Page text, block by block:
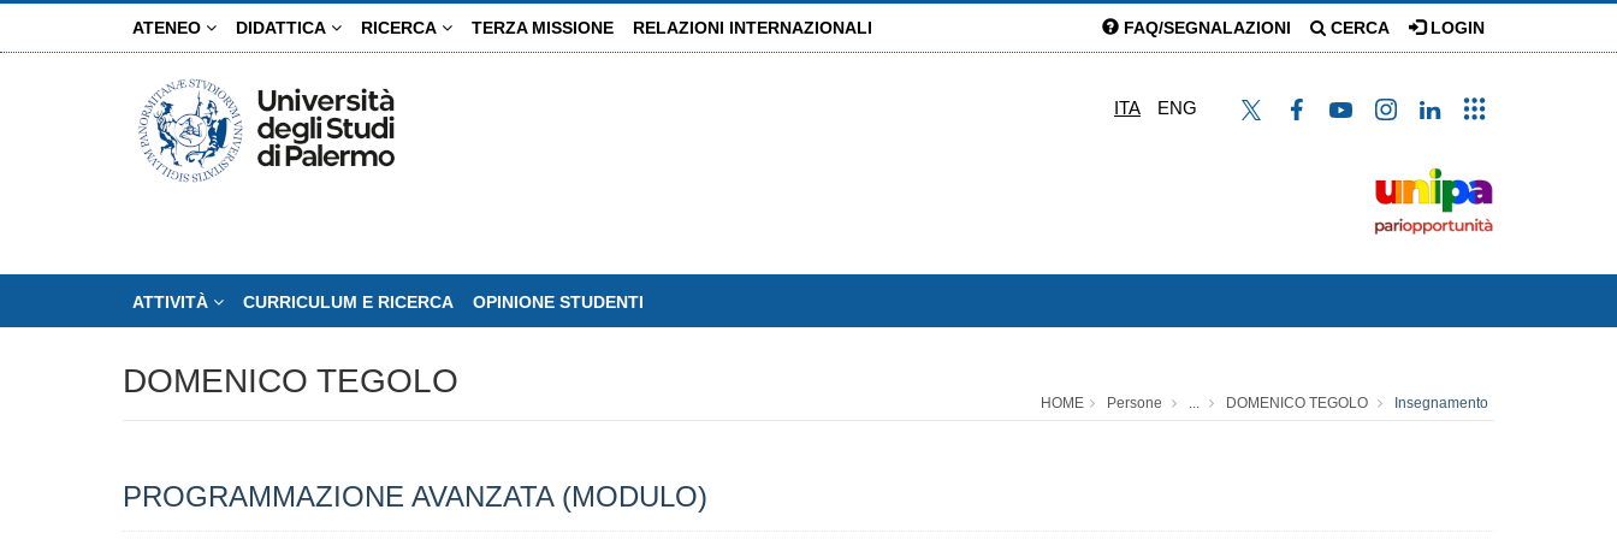
ATENEO DIDATTICA RICERCA TERZA MISSIONE RELAZIONI INTERNAZIONALI FAQ/SEGNALAZIONI CERCA LOGIN
ITA ENG
ATTIVITÀ CURRICULUM E RICERCA OPINIONE STUDENTI
DOMENICO TEGOLO
HOME Persone ... DOMENICO TEGOLO Insegnamento
PROGRAMMAZIONE AVANZATA (MODULO)